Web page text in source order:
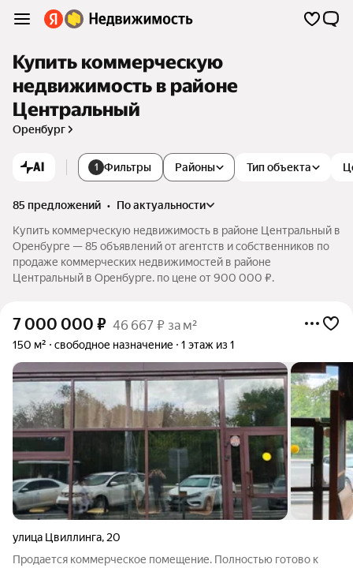
Купить коммерческую
недвижимость в районе
Центральный
Оренбург
AI 1 Фильтры Тип объекта
Районы
85 предложений •
по актуальности
Купить коммерческую недвижимость в районе Центральный в
Оренбурге — 85 объявлений от агентств и собственников по
продаже коммерческих недвижимостей в районе
Центральный в Оренбурге. по цене от 900 000 ₽.
7 000 000 ₽ 46 667 ₽ за м²
150 м² свободное назначение 1 этаж из 1
улица Цвиллинга, 20
Продается коммерческое помещение. Полностью готово к